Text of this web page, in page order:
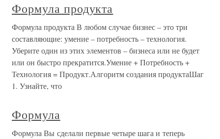
Формула продукта
Формула продукта В любом случае бизнес – это три
составляющие: умение – потребность – технология.
Уберите один из этих элементов – бизнеса или не будет
или он быстро прекратится.Умение + Потребность +
Технология = Продукт.Алгоритм создания продуктаШаг
1. Узнайте, что
Формула
Формула Вы сделали первые четыре шага и теперь